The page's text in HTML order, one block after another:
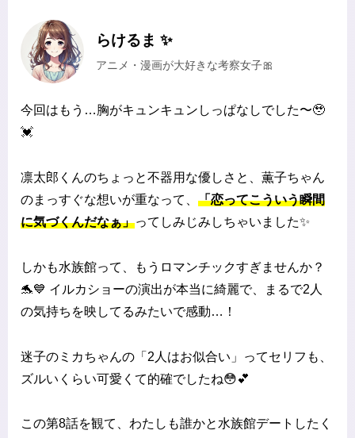
らけるま ✨
アニメ・漫画が大好きな考察女子🎀
今回はもう…胸がキュンキュンしっぱなしでした〜🥹
💓
凛太郎くんのちょっと不器用な優しさと、薫子ちゃん
のまっすぐな想いが重なって、 「恋ってこういう瞬間
に気づくんだなぁ」ってしみじみしちゃいました✨
しかも水族館って、もうロマンチックすぎませんか？
🐬💙 イルカショーの演出が本当に綺麗で、まるで2人
の気持ちを映してるみたいで感動…！
迷子のミカちゃんの「2人はお似合い」ってセリフも、
ズルいくらい可愛くて的確でしたね😳💕
この第8話を観て、わたしも誰かと水族館デートしたく